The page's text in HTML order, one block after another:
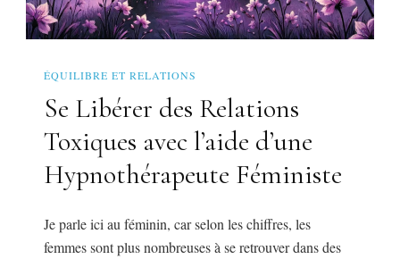
ÉQUILIBRE ET RELATIONS
Se Libérer des Relations
Toxiques avec l’aide d’une
Hypnothérapeute Féministe
Je parle ici au féminin, car selon les chiffres, les
femmes sont plus nombreuses à se retrouver dans des